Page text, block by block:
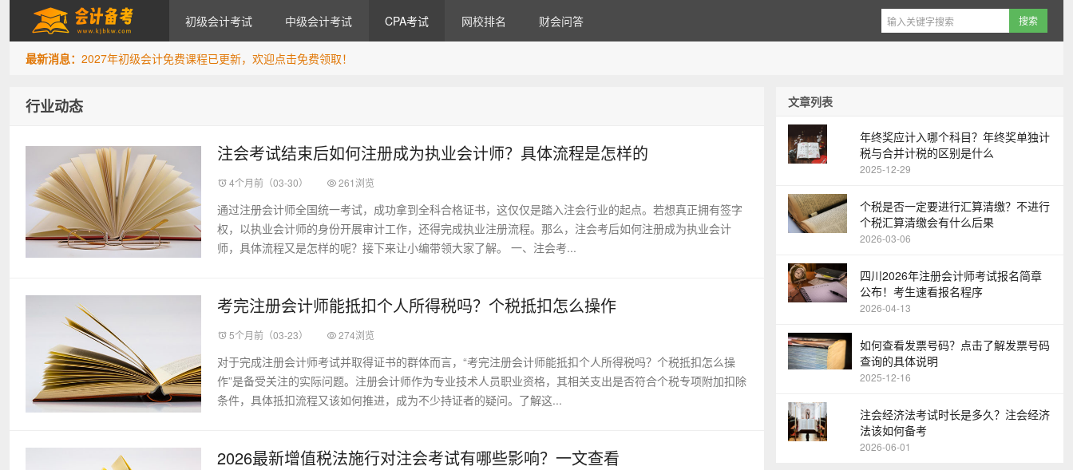
初级会计考试 中级会计考试 CPA考试 网校排名 财会问答
最新消息： 2027年初级会计免费课程已更新，欢迎点击免费领取！
行业动态
注会考试结束后如何注册成为执业会计师？具体流程是怎样的
4个月前（03-30） 261浏览
通过注册会计师全国统一考试，成功拿到全科合格证书，这仅仅是踏入注会行业的起点。若想真正拥有签字
权，以执业会计师的身份开展审计工作，还得完成执业注册流程。那么，注会考后如何注册成为执业会计
师，具体流程又是怎样的呢？接下来让小编带领大家了解。 一、注会考...
考完注册会计师能抵扣个人所得税吗？个税抵扣怎么操作
5个月前（03-23） 274浏览
对于完成注册会计师考试并取得证书的群体而言，“考完注册会计师能抵扣个人所得税吗？个税抵扣怎么操
作”是备受关注的实际问题。注册会计师作为专业技术人员职业资格，其相关支出是否符合个税专项附加扣除
条件，具体抵扣流程又该如何推进，成为不少持证者的疑问。了解这...
2026最新增值税法施行对注会考试有哪些影响？一文查看
文章列表
年终奖应计入哪个科目？年终奖单独计
税与合并计税的区别是什么
2025-12-29
个税是否一定要进行汇算清缴？不进行
个税汇算清缴会有什么后果
2026-03-06
四川2026年注册会计师考试报名简章
公布！考生速看报名程序
2026-04-13
如何查看发票号码？点击了解发票号码
查询的具体说明
2025-12-16
注会经济法考试时长是多久？注会经济
法该如何备考
2026-06-01